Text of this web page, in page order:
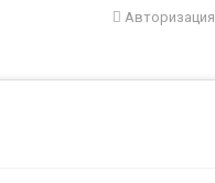
Авторизация